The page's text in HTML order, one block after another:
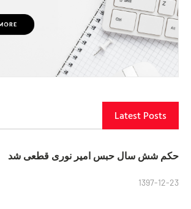
Latest Posts
حکم شش سال حبس امیر نوری قطعی شد
1397-12-23